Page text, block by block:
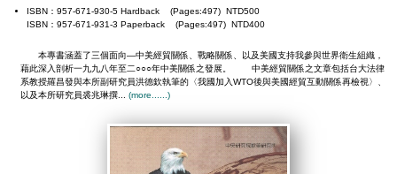
ISBN：957-671-930-5 Hardback (Pages:497) NTD500
ISBN：957-671-931-3 Paperback (Pages:497) NTD400
本專書涵蓋了三個面向—中美經貿關係、戰略關係、以及美國支持我參與世界衛生組織，
藉此深入剖析一九九八年至二○○○年中美關係之發展。 中美經貿關係之文章包括台大法律
系教授羅昌發與本所副研究員洪德欽執筆的〈我國加入WTO後與美國經貿互動關係再檢視〉、
以及本所研究員裘兆琳撰... (more......)